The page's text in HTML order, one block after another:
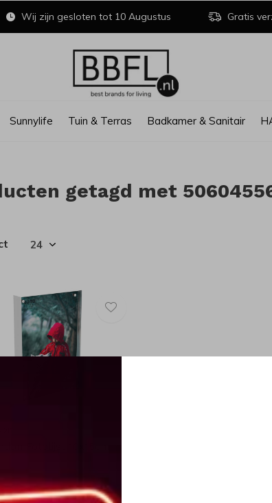
Sunnylife Tuin & Terras Badkamer & Sanitair
Wij zijn gesloten tot 10 Augustus Gratis
getagd met